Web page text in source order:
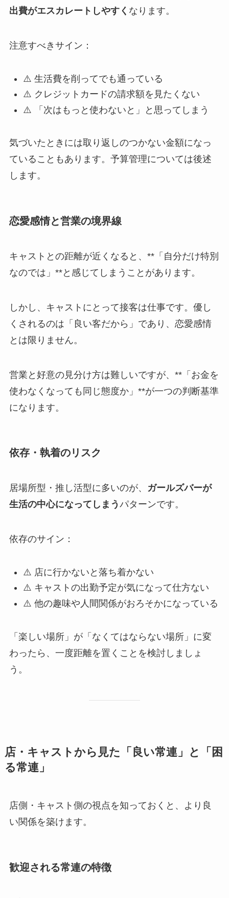
出費がエスカレートしやすく なります。
注意すべきサイン：
⚠️ 生活費を削ってでも通っている
⚠️ クレジットカードの請求額を見たくない
⚠️ 「次はもっと使わないと」と思ってしまう
気づいたときには取り返しのつかない金額になっ
ていることもあります。予算管理については後述
します。
恋愛感情と営業の境界線
キャストとの距離が近くなると、**「自分だけ特別
なのでは」**と感じてしまうことがあります。
しかし、キャストにとって接客は仕事です。優し
くされるのは「良い客だから」であり、恋愛感情
とは限りません。
営業と好意の見分け方は難しいですが、**「お金を
使わなくなっても同じ態度か」**が一つの判断基準
になります。
依存・執着のリスク
居場所型・推し活型に多いのが、
ガールズバーが
生活の中心になってしまう パターンです。
依存のサイン：
⚠️ 店に行かないと落ち着かない
⚠️ キャストの出勤予定が気になって仕方ない
⚠️ 他の趣味や人間関係がおろそかになっている
「楽しい場所」が「なくてはならない場所」に変
わったら、一度距離を置くことを検討しましょ
う。
店・キャストから見た「良い常連」と「困
る常連」
店側・キャスト側の視点を知っておくと、より良
い関係を築けます。
歓迎される常連の特徴